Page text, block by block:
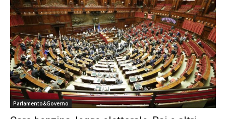
Parlamento&Governo